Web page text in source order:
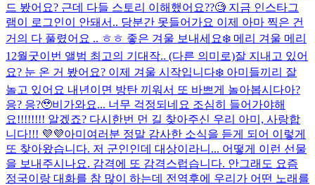
드 봤어요? 근데 다들 스토리 이해했어요??🧐 지금 인스타그
램이 로그인이 안돼서.. 당분간 못들어가요 이제 아마 찍은 건
거의 다 풀렸어요 .. ㅎㅎ 좋은 겨울 보내세요❄️ 메리 겨울 메리
12월굿이번 앨범 최고의 기대작.. (다른 의미로)잘 지내고 있어
요? 눈 온 거 봤어요? 이제 겨울 시작입니다❄️ 아미들끼리 잘
놀고 있어요 내년이면 방탄 끼워서 또 바쁘게 놀아봅시다아?
응? 응?🥹비가와요... 너무 걱정되네요 조심히 들어가야해
요!!!!!!!! 알겠죠? 다시한번 먼 길 찾아주신 우리 아미, 사랑합
니다!!! 💜💜아미여러분 정말 감사한 소식을 듣게 되어 이렇게
또 찾아왔습니다. 저 군인인데 대상이라니... 어떻게 이런 선물
을 보내주시나요. 감격에 또 감격스럽습니다. 안그래도 요즘
정국이랑 대화를 참 많이 하는데 전역후에 우리가 어떤 노래를